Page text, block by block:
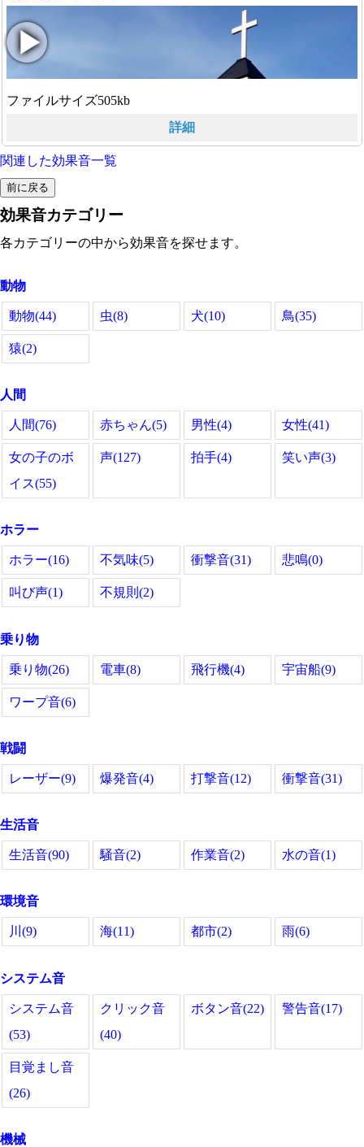
ファイルサイズ505kb
詳細
関連した効果音一覧
効果音カテゴリー
各カテゴリーの中から効果音を探せます。
動物
動物(44) 虫(8) 犬(10) 鳥(35)
猿(2)
人間
人間(76) 赤ちゃん(5) 男性(4) 女性(41)
女の子のボ
イス(55)
声(127) 拍手(4) 笑い声(3)
ホラー
ホラー(16) 不気味(5) 衝撃音(31) 悲鳴(0)
叫び声(1) 不規則(2)
乗り物
乗り物(26) 電車(8) 飛行機(4) 宇宙船(9)
ワープ音(6)
戦闘
レーザー(9) 爆発音(4) 打撃音(12) 衝撃音(31)
生活音
生活音(90) 騒音(2) 作業音(2) 水の音(1)
環境音
川(9) 海(11) 都市(2) 雨(6)
システム音
システム音
(53)
クリック音
(40)
ボタン音(22) 警告音(17)
目覚まし音
(26)
機械